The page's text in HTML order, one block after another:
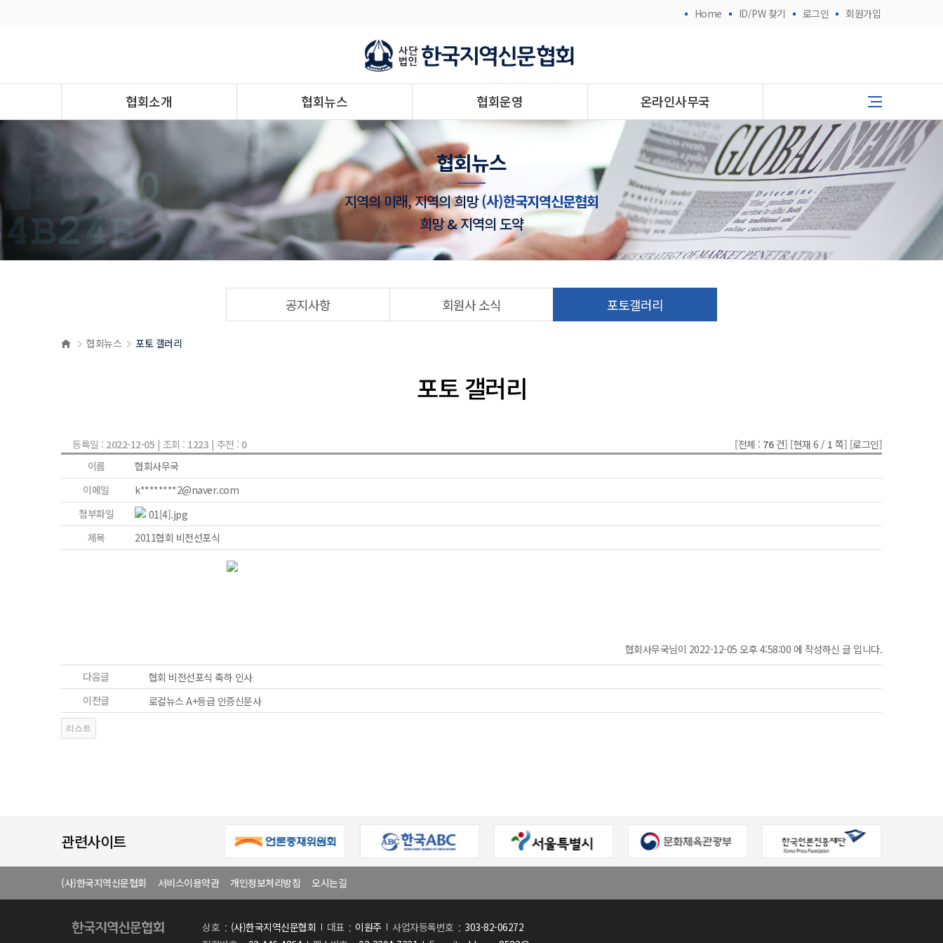
Home ID/PW 찾기 로그인 회원가입
협회소개 협회뉴스 협회운영 온라인사무국
협회뉴스
지역의 미래, 지역의 희망(사)한국지역신문협회
희망 & 지역의 도약
공지사항 회원사 소식 포토갤러리
협회뉴스 포토 갤러리
포토 갤러리
등록일 : 2022-12-05 | 조회 : 1223 | 추천 : 0 [전체 : 76건] [현재 6 / 1 쪽] [로그인]
이름
협회사무국
이메일
k********2@naver.com
첨부파일
01[4].jpg
제목
2011협회 비전선포식
협회사무국님이 2022-12-05 오후 4:58:00 에 작성하신 글 입니다.
다음글
협회 비전선포식 축하 인사
이전글
로컬뉴스 A+등급 인증신문사
관련사이트
(사)한국지역신문협회 서비스이용약관 개인정보처리방침 오시는길
상호 (사)한국지역신문협회 대표 이원주 사업자등록번호
303-82-06272